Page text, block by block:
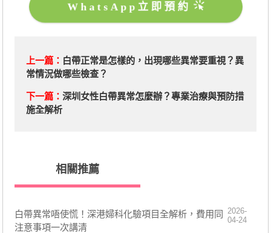
WhatsApp立即預約
上一篇： 白帶正常是怎樣的，出現哪些異常要重視？異
常情況做哪些檢查？
下一篇： ​深圳女性白帶異常怎麼辦？專業治療與預防措
施全解析
相關推薦
白帶異常唔使慌！深港婦科化驗項目全解析，費用同
注意事項一次講清
2026-
04-24